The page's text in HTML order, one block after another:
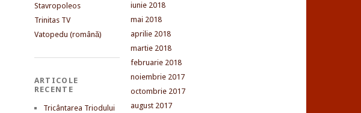
Stavropoleos
Trinitas TV
Vatopedu (română)
ARTICOLE
RECENTE
Tricântarea Triodului
iunie 2018
mai 2018
aprilie 2018
martie 2018
februarie 2018
noiembrie 2017
octombrie 2017
august 2017